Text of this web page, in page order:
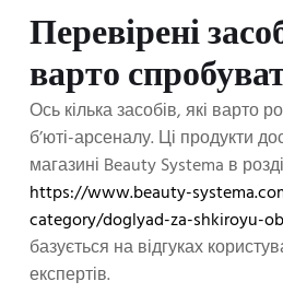
Перевірені
варто
Ось кілька засобів, які варто
б’юті-арсеналу. Ці продукти
магазині Beauty Systema в
https://www.beauty-
category/doglyad-za-shkiroyu-
базується на відгуках
експертів.